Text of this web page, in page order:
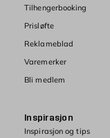
Tilhengerbooking
Prisløfte
Reklameblad
Varemerker
Bli medlem
Inspirasjon
Inspirasjon og tips